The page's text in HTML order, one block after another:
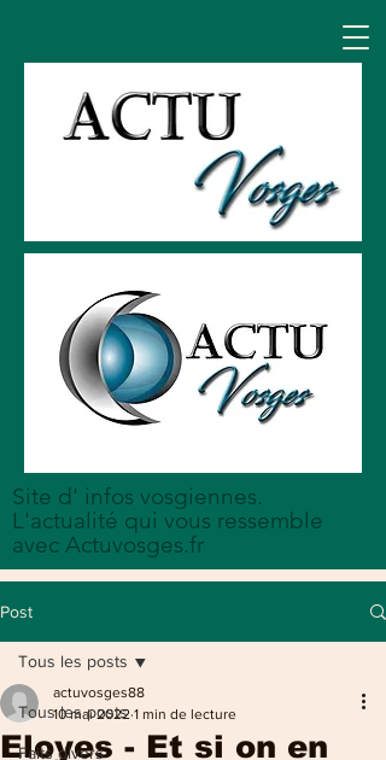
Site d' infos vosgiennes.
L'actualité qui vous ressemble
avec Actuvosges.fr
Post
Tous les posts
Faits divers
Tous les posts
Eloyes - Et si on en
actuvosges88
10 mai 2022 1 min de lecture